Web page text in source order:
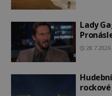
Lady
28.7.2026